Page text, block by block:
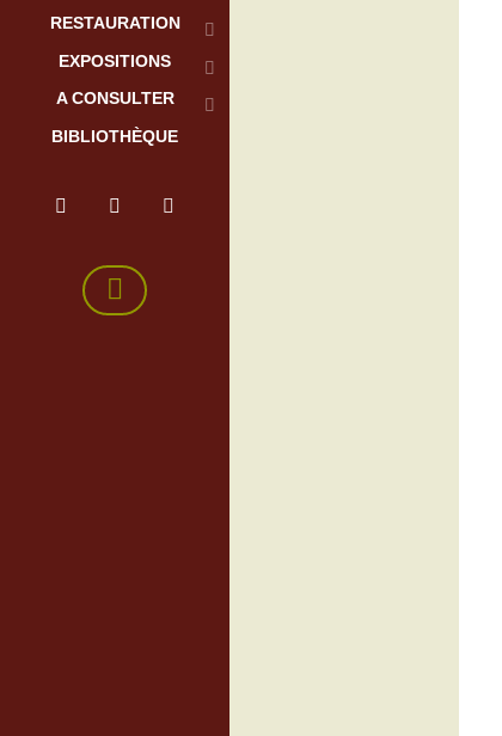
RESTAURATION
EXPOSITIONS
A CONSULTER
BIBLIOTHÈQUE